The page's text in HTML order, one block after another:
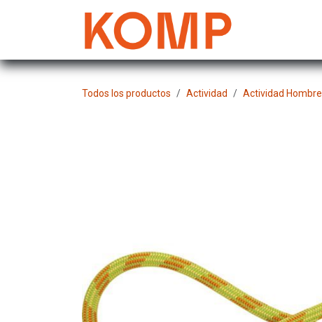
Todos los productos Actividad Actividad Hombre